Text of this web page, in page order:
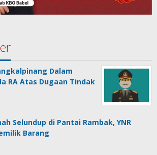
Dalam
RA Atas Dugaan Tindak
Selundup di Pantai Rambak, YNR
Barang